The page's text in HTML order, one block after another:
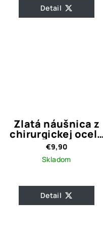
Detail
Zlatá náušnica z
chirurgickej ocele
Kamienok
€9,90
Skladom
Detail